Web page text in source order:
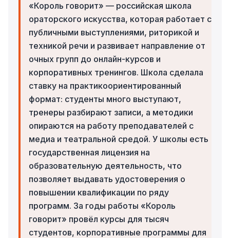
«Король говорит» — российская школа
ораторского искусства, которая работает с
публичными выступлениями, риторикой и
техникой речи и развивает направление от
очных групп до онлайн-курсов и
корпоративных тренингов. Школа сделала
ставку на практикоориентированный
формат: студенты много выступают,
тренеры разбирают записи, а методики
опираются на работу преподавателей с
медиа и театральной средой. У школы есть
государственная лицензия на
образовательную деятельность, что
позволяет выдавать удостоверения о
повышении квалификации по ряду
программ. За годы работы «Король
говорит» провёл курсы для тысяч
студентов, корпоративные программы для